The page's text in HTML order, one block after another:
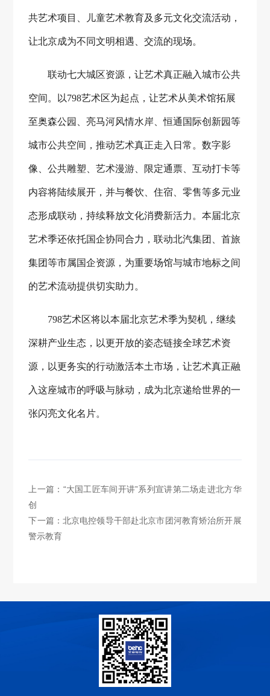
共艺术项目、儿童艺术教育及多元文化交流活动，
让北京成为不同文明相遇、交流的现场。
联动七大城区资源，让艺术真正融入城市公共
空间。以798艺术区为起点，让艺术从美术馆拓展
至奥森公园、亮马河风情水岸、恒通国际创新园等
城市公共空间，推动艺术真正走入日常。数字影
像、公共雕塑、艺术漫游、限定通票、互动打卡等
内容将陆续展开，并与餐饮、住宿、零售等多元业
态形成联动，持续释放文化消费新活力。本届北京
艺术季还依托国企协同合力，联动北汽集团、首旅
集团等市属国企资源，为重要场馆与城市地标之间
的艺术流动提供切实助力。
798艺术区将以本届北京艺术季为契机，继续
深耕产业生态，以更开放的姿态链接全球艺术资
源，以更务实的行动激活本土市场，让艺术真正融
入这座城市的呼吸与脉动，成为北京递给世界的一
张闪亮文化名片。
上一篇：“大国工匠车间开讲”系列宣讲第二场走进北方华
创
下一篇：北京电控领导干部赴北京市团河教育矫治所开展
警示教育